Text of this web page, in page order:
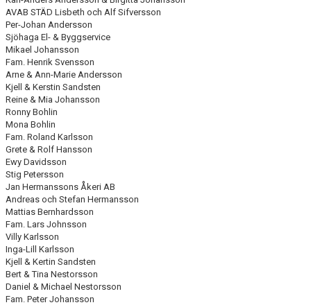
AVAB STÄD Lisbeth och Alf Sifversson
Per-Johan Andersson
Sjöhaga El- & Byggservice
Mikael Johansson
Fam. Henrik Svensson
Arne & Ann-Marie Andersson
Kjell & Kerstin Sandsten
Reine & Mia Johansson
Ronny Bohlin
Mona Bohlin
Fam. Roland Karlsson
Grete & Rolf Hansson
Ewy Davidsson
Stig Petersson
Jan Hermanssons Åkeri AB
Andreas och Stefan Hermansson
Mattias Bernhardsson
Fam. Lars Johnsson
Villy Karlsson
Inga-Lill Karlsson
Kjell & Kertin Sandsten
Bert & Tina Nestorsson
Daniel & Michael Nestorsson
Fam. Peter Johansson